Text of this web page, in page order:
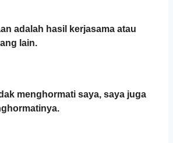
adalah hasil kerjasama atau
lain.
menghormati saya, saya juga